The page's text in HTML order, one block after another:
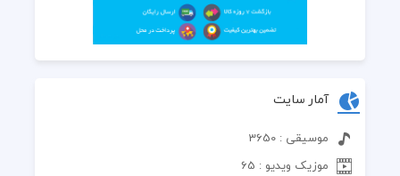
آمار سایت
موسیقی : 3650
موزیک ویدیو : 65